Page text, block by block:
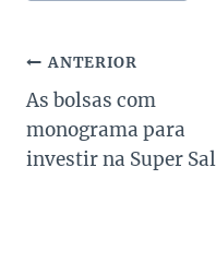
Navegação
de
Post
ANTERIOR
As bolsas com
monograma para
investir na Super